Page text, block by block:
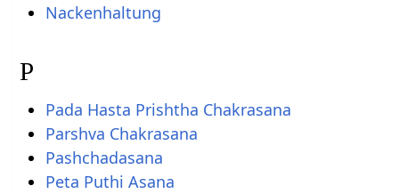
Nackenhaltung
P
Pada Hasta Prishtha Chakrasana
Parshva Chakrasana
Pashchadasana
Peta Puthi Asana